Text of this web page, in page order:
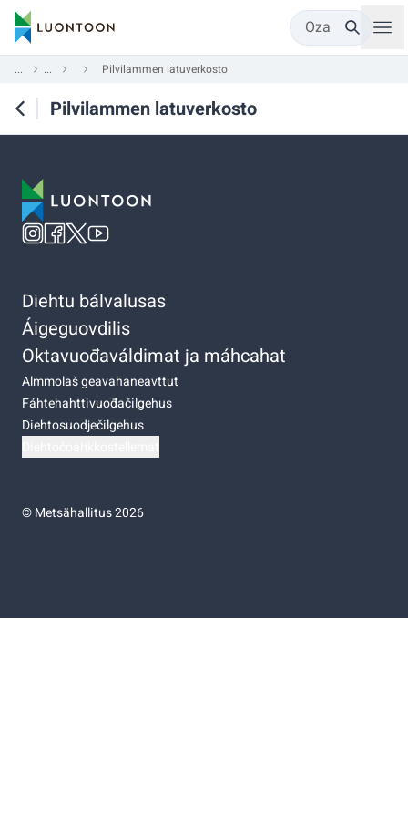
Oza
... ... Pilvilammen latuverkosto
Pilvilammen latuverkosto
Diehtu bálvalusas
Áigeguovdilis
Oktavuođaváldimat ja máhcahat
Almmolaš geavahaneavttut
Fáhtehahttivuođačilgehus
Diehtosuodječilgehus
©Metsähallitus 2026